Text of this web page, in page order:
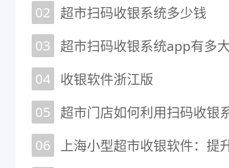
02 超市扫码收银系统多少钱
03
超市扫码收银系统app有多
04 收银软件浙江版
05
超市门店如何利用扫码收银
06